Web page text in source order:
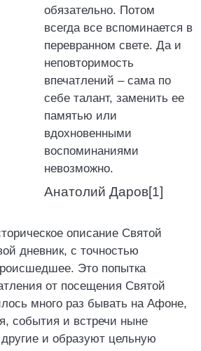
обязательно. Потом
всегда все вспоминается в
перевранном свете. Да и
неповторимость
впечатлений – сама по
себе талант, заменить ее
памятью или
вдохновенными
воспоминаниями
невозможно.
Анатолий Даров[1]
описание Святой
дневник, с точностью
Это попытка
от посещения Святой
много раз бывать на Афоне,
события и встречи ныне
и образуют цельную